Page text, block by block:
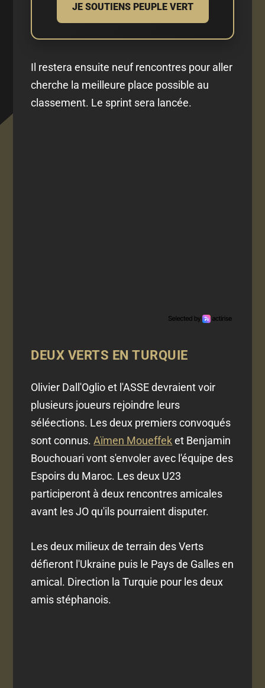
JE SOUTIENS PEUPLE VERT
Il restera ensuite neuf rencontres pour aller
cherche la meilleure place possible au
classement. Le sprint sera lancée.
DEUX VERTS EN TURQUIE
Olivier Dall'Oglio et l'ASSE devraient voir
plusieurs joueurs rejoindre leurs
séléections. Les deux premiers convoqués
sont connus.Aïmen Moueffeket Benjamin
Bouchouari vont s'envoler avec l'équipe des
Espoirs du Maroc. Les deux U23
participeront à deux rencontres amicales
avant les JO qu'ils pourraient disputer.
Les deux milieux de terrain des Verts
défieront l'Ukraine puis le Pays de Galles en
amical. Direction la Turquie pour les deux
amis stéphanois.